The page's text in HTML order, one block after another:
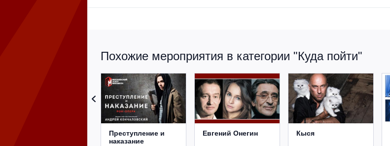
Похожие мероприятия в категории "Куда пойти"
Преступление и
наказание
Евгений Онегин Кыся